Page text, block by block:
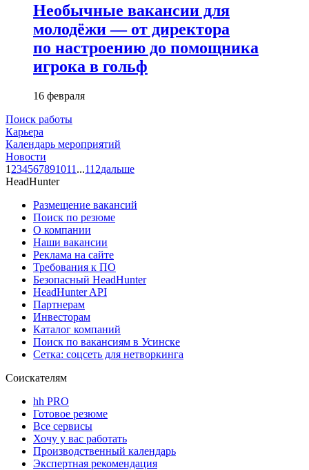
Необычные вакансии для
молодёжи — от директора
по настроению до помощника
игрока в гольф
16 февраля
Поиск работы
Карьера
Календарь мероприятий
Новости
1 234567891011 ...112дальше
HeadHunter
Размещение вакансий
Поиск по резюме
О компании
Наши вакансии
Реклама на сайте
Требования к ПО
Безопасный HeadHunter
HeadHunter API
Партнерам
Инвесторам
Каталог компаний
Поиск по вакансиям в Усинске
Сетка: соцсеть для нетворкинга
Соискателям
hh PRO
Готовое резюме
Все сервисы
Хочу у вас работать
Производственный календарь
Экспертная рекомендация